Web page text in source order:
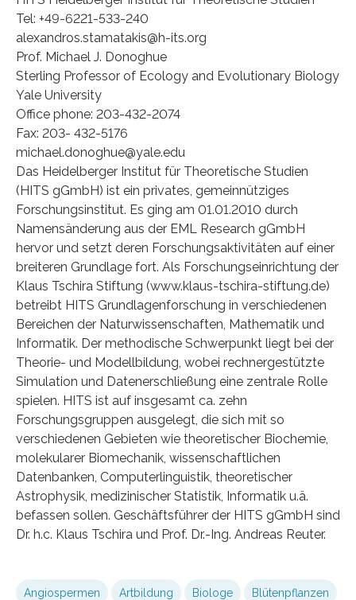
Tel: +49-6221-533-240
alexandros.stamatakis@h-its.org
Prof. Michael J. Donoghue
Sterling Professor of Ecology and Evolutionary Biology
Yale University
Office phone: 203-432-2074
Fax: 203- 432-5176
michael.donoghue@yale.edu
Das Heidelberger Institut für Theoretische Studien
(HITS gGmbH) ist ein privates, gemeinnütziges
Forschungsinstitut. Es ging am 01.01.2010 durch
Namensänderung aus der EML Research gGmbH
hervor und setzt deren Forschungsaktivitäten auf einer
breiteren Grundlage fort. Als Forschungseinrichtung der
Klaus Tschira Stiftung (www.klaus-tschira-stiftung.de)
betreibt HITS Grundlagenforschung in verschiedenen
Bereichen der Naturwissenschaften, Mathematik und
Informatik. Der methodische Schwerpunkt liegt bei der
Theorie- und Modellbildung, wobei rechnergestützte
Simulation und Datenerschließung eine zentrale Rolle
spielen. HITS ist auf insgesamt ca. zehn
Forschungsgruppen ausgelegt, die sich mit so
verschiedenen Gebieten wie theoretischer Biochemie,
molekularer Biomechanik, wissenschaftlichen
Datenbanken, Computerlinguistik, theoretischer
Astrophysik, medizinischer Statistik, Informatik u.ä.
befassen sollen. Geschäftsführer der HITS gGmbH sind
Dr. h.c. Klaus Tschira und Prof. Dr.-Ing. Andreas Reuter.
Angiospermen Artbildung Biologe Blütenpflanzen